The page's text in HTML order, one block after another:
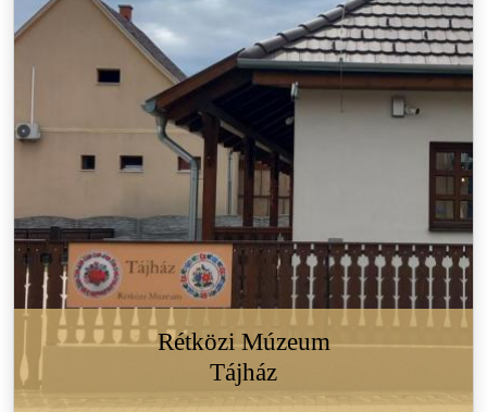
Rétközi Múzeum
Tájház